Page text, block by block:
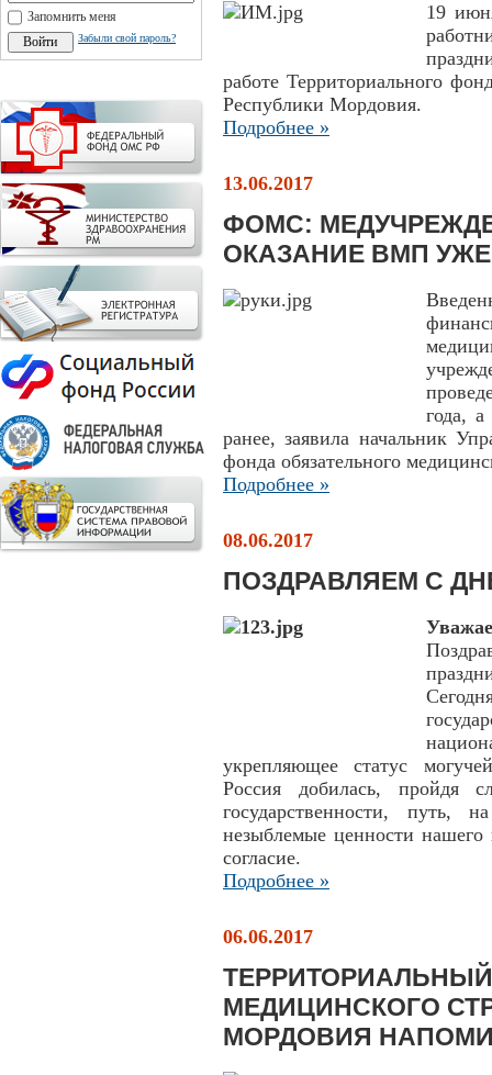
Запомнить меня
Забыли свой пароль?
19
работе Территориального
Республики Мордовия.
Подробнее »
13.06.2017
ФОМС:
ОКАЗАНИЕ ВМП
года,
ранее, заявила начальник
фонда обязательного
Подробнее »
08.06.2017
ПОЗДРАВЛЯЕМ С
укрепляющее статус
Россия добилась, пройдя
государственности, путь,
незыблемые ценности
согласие.
Подробнее »
06.06.2017
МЕДИЦИНСКОГО
МОРДОВИЯ